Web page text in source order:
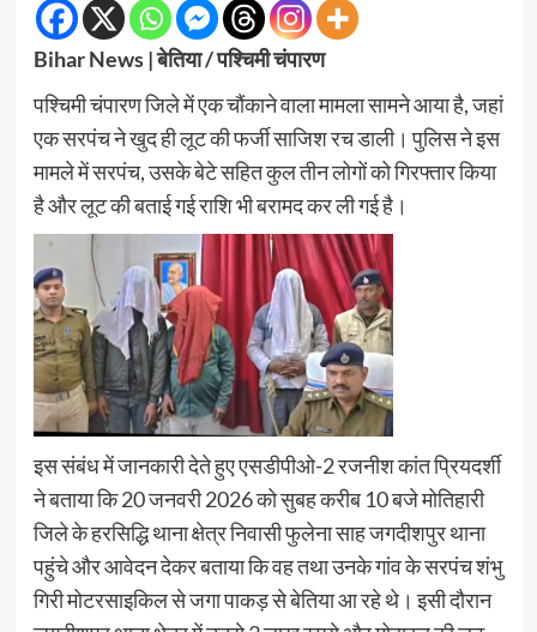
Bihar News | बेतिया / पश्चिमी चंपारण
पश्चिमी चंपारण जिले में एक चौंकाने वाला मामला सामने आया है, जहां
एक सरपंच ने खुद ही लूट की फर्जी साजिश रच डाली। पुलिस ने इस
मामले में सरपंच, उसके बेटे सहित कुल तीन लोगों को गिरफ्तार किया
है और लूट की बताई गई राशि भी बरामद कर ली गई है।
इस संबंध में जानकारी देते हुए एसडीपीओ-2 रजनीश कांत प्रियदर्शी
ने बताया कि 20 जनवरी 2026 को सुबह करीब 10 बजे मोतिहारी
जिले के हरसिद्धि थाना क्षेत्र निवासी फुलेना साह जगदीशपुर थाना
पहुंचे और आवेदन देकर बताया कि वह तथा उनके गांव के सरपंच शंभु
गिरी मोटरसाइकिल से जगा पाकड़ से बेतिया आ रहे थे। इसी दौरान